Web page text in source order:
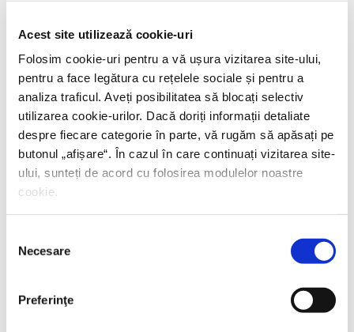
Acest site utilizează cookie-uri
Folosim cookie-uri pentru a vă ușura vizitarea site-ului,
pentru a face legătura cu rețelele sociale și pentru a
analiza traficul. Aveți posibilitatea să blocați selectiv
utilizarea cookie-urilor. Dacă doriți informații detaliate
despre fiecare categorie în parte, vă rugăm să apăsați pe
butonul „afișare“. În cazul în care continuați vizitarea site-
ului, sunteți de acord cu folosirea modulelor noastre
cookie.
consimțământului
Necesare
Preferinţe